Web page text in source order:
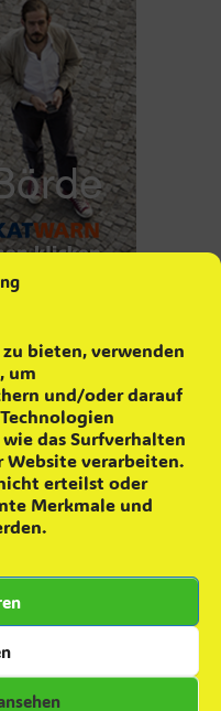
bieten, verwenden
um
und/oder darauf
das Surfverhalten
Website verarbeiten.
erteilst oder
Merkmale und
2026
Januar 2026
2026
September 2025